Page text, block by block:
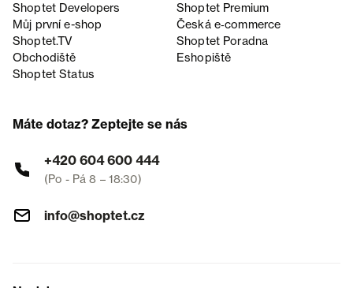
Shoptet Developers
Shoptet Premium
Můj první e-shop
Česká e‑commerce
Shoptet.TV
Shoptet Poradna
Obchodiště
Eshopiště
Shoptet Status
Máte dotaz? Zeptejte se nás
+420 604 600 444
(Po - Pá 8 – 18:30)
info@shoptet.cz